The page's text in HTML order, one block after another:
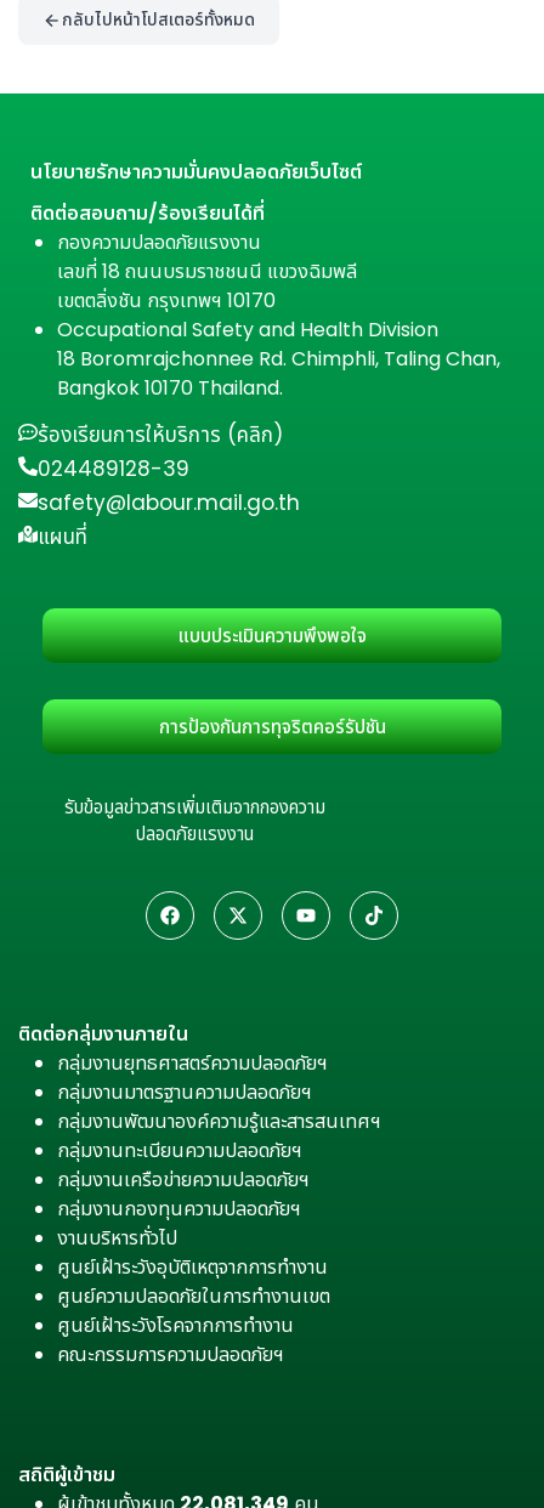
กลับไปหน้าโปสเตอร์ทั้งหมด
นโยบายรักษาความมั่นคงปลอดภัยเว็บไซต์
ติดต่อสอบถาม/ร้องเรียนได้ที่
กองความปลอดภัยแรงงาน
เลขที่ 18 ถนนบรมราชชนนี แขวงฉิมพลี
เขตตลิ่งชัน กรุงเทพฯ 10170
Occupational Safety and Health Division
18 Boromrajchonnee Rd. Chimphli, Taling Chan,
Bangkok 10170 Thailand.
ร้องเรียนการให้บริการ (คลิก)
024489128-39
safety@labour.mail.go.th
แผนที่
แบบประเมินความพึงพอใจ
การป้องกันการทุจริตคอร์รัปชัน
รับข้อมูลข่าวสารเพิ่มเติมจากกองความ
ปลอดภัยแรงงาน
ติดต่อกลุ่มงานภายใน
กลุ่มงานยุทธศาสตร์ความปลอดภัยฯ
กลุ่มงานมาตรฐานความปลอดภัยฯ
กลุ่มงานพัฒนาองค์ความรู้และสารสนเทศฯ
กลุ่มงานทะเบียนความปลอดภัยฯ
กลุ่มงานเครือข่ายความปลอดภัยฯ
กลุ่มงานกองทุนความปลอดภัยฯ
งานบริหารทั่วไป
ศูนย์เฝ้าระวังอุบัติเหตุจากการทำงาน
ศูนย์ความปลอดภัยในการทำงานเขต
ศูนย์เฝ้าระวังโรคจากการทำงาน
คณะกรรมการความปลอดภัยฯ
สถิติผู้เข้าชม